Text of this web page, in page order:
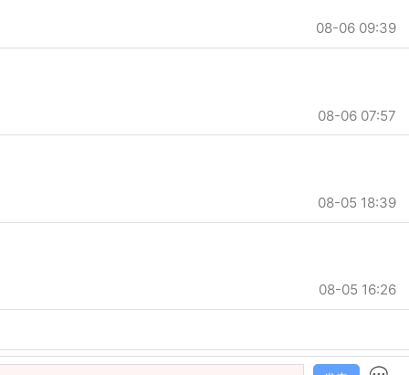
08-06 09:39
08-06 07:57
08-05 18:39
08-05 16:26